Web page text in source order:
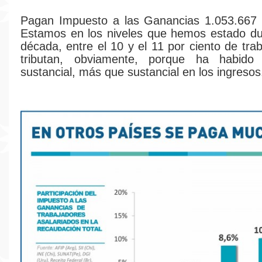
Pagan Impuesto a las Ganancias 1.053.667
Estamos en los niveles que hemos estado
década, entre el 10 y el 11 por ciento de
tributan, obviamente, porque ha
sustancial, más que sustancial en los